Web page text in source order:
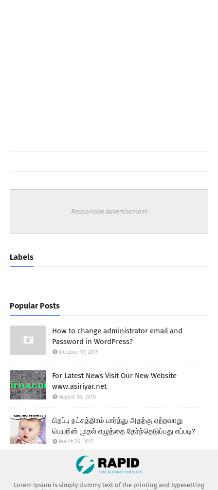
Responsive Advertisement
Labels
Popular Posts
How to change administrator email and
Password in WordPress?
October 19, 2019
For Latest News Visit Our New Website
www.asiriyar.net
August 06, 2018
பிறப்பு நட்சத்திரம் பார்த்து அதற்கு ஏற்றவாறு
பெயரின் முதல் எழுத்தை தேர்ந்தெடுப்பது எப்படி?
March 26, 2015
Lorem Ipsum is simply dummy text of the printing and typesetting